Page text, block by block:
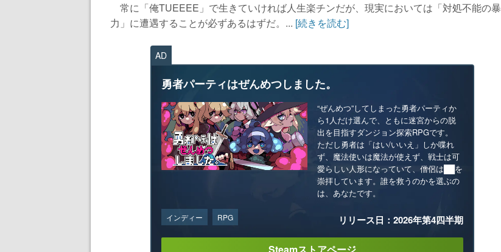
常に「俺TUEEEE」で生きていければ人生楽チンだが、現実においては「対処不能の暴
力」に遭遇することが必ずあるはずだ。... [続きを読む]
AD
勇者パーティはぜんめつしました。
“ぜんめつ”してしまった勇者パーティか
ら1人だけ選んで、ともに迷宮からの脱
出を目指すダンジョン探索RPGです。
ただし勇者は「はい/いいえ」しか喋れ
ず、魔法使いは魔法が使えず、戦士は可
愛らしい人形になっていて、僧侶は██を
崇拝しています。誰を救うのかを選ぶの
は、あなたです。
インディー RPG リリース日：2026年第4四半期